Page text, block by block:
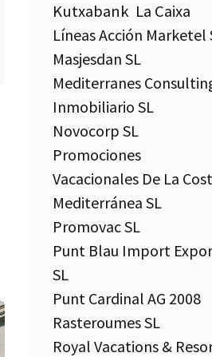
Kutxabank La Caixa
Líneas Acción Marketel
Masjesdan SL
Mediterranes
Inmobiliario SL
Novocorp SL
Promociones
Vacacionales De La
Mediterránea SL
Promovac SL
Punt Blau Import
SL
Punt Cardinal AG 2008
Rasteroumes SL
Royal Vacations &